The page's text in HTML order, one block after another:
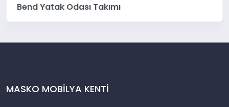
Bend Yatak Odası Takımı
MASKO MOBİLYA KENTİ